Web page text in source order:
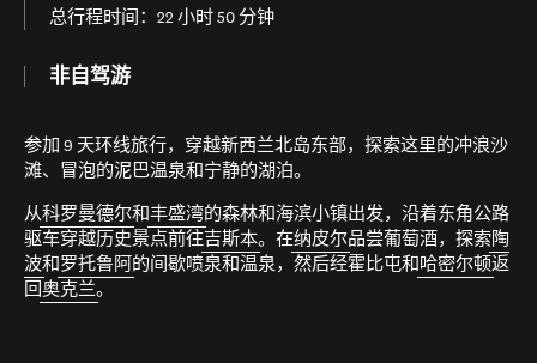
总行程时间：22 小时 50 分钟
非自驾游
参加 9 天环线旅行，穿越新西兰北岛东部，探索这里的冲浪沙
滩、冒泡的泥巴温泉和宁静的湖泊。
从科罗曼德尔和丰盛湾的森林和海滨小镇出发，沿着东角公路
驱车穿越历史景点前往吉斯本。在纳皮尔品尝葡萄酒，探索陶
波和罗托鲁阿 的间歇喷泉和温泉，然后经霍比屯和哈密尔顿返
回 奥克兰。